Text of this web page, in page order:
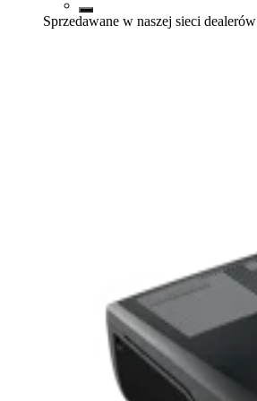
Sprzedawane w naszej sieci dealerów